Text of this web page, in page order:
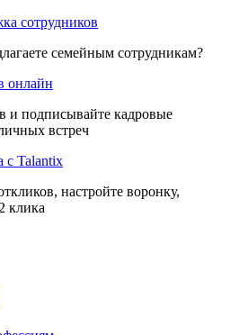
сотрудников
семейным сотрудникам?
онлайн
и подписывайте кадровые
встреч
с Talantix
настройте воронку,
клика